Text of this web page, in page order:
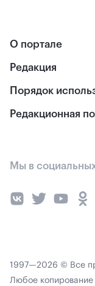
О портале
Редакция
Порядок
Редакционная
Мы в
1997—2026 © Все
Любое копирование